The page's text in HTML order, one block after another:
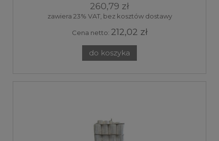
260,79 zł
zawiera 23% VAT, bez kosztów dostawy
Cena netto: 212,02 zł
do koszyka